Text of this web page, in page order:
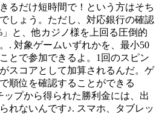
るだけ短時間で！という方はそち
しょう。ただし、対応銀行の確認
と、他カジノ様を上回る圧倒的
. 対象ゲームいずれかを、最小50
とで参加できるよ。1回のスピン
スコアとして加算されるんだ。ゲ
順位を確認することができる
ップから得られた勝利金には、出
れないんです♪. スマホ、タブレッ